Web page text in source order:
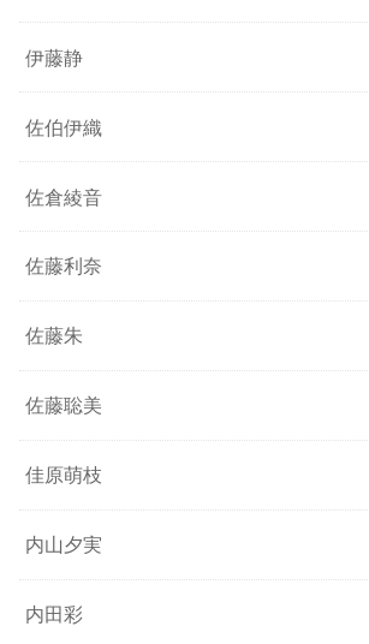
伊藤静
佐伯伊織
佐倉綾音
佐藤利奈
佐藤朱
佐藤聡美
佳原萌枝
内山夕実
内田彩